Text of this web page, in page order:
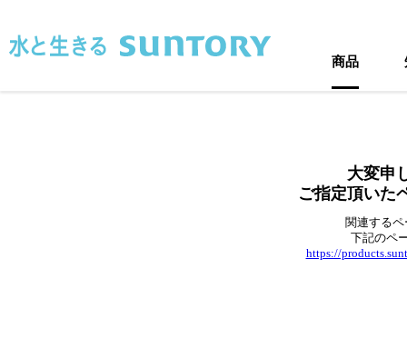
商品
大変申
ご指定頂いた
関連する
下記のペ
https://